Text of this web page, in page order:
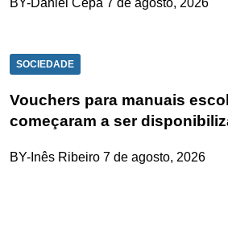
BY-Daniel Cepa 7 de agosto, 2026
SOCIEDADE
Vouchers para manuais
começaram a ser
BY-Inês Ribeiro 7 de agosto, 2026